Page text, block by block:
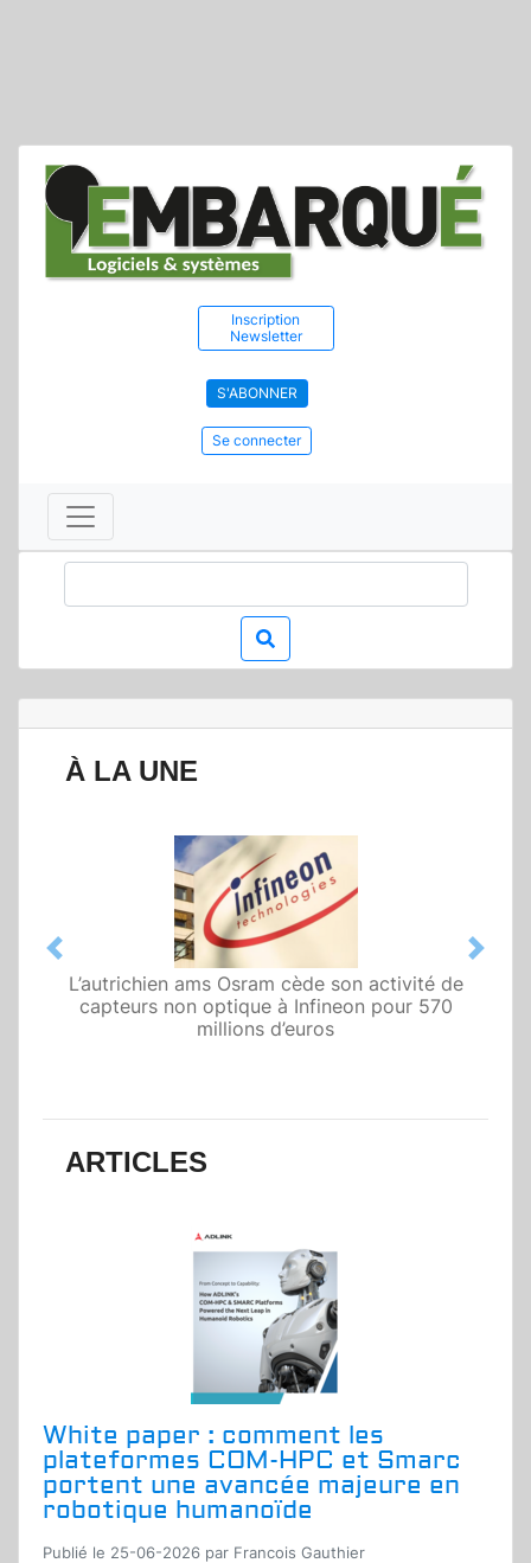
Inscription
Newsletter
S'ABONNER
Se connecter
À LA UNE
L’autrichien ams Osram cède son activité de
capteurs non optique à Infineon pour 570
millions d’euros
Qualcomm met en avant une architecture
fondée sur l’IA physique au service de robots
domestiques et humanoïdes
Previous Next
ARTICLES
White paper : comment les
plateformes COM-HPC et Smarc
portent une avancée majeure en
robotique humanoïde
Publié le 25-06-2026 par Francois Gauthier